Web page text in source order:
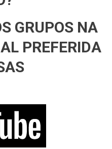
GRUPOS NA
PREFERIDA